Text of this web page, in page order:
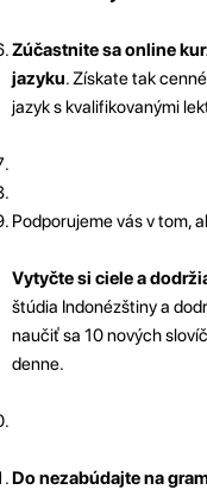
Zúčastnite sa online
jazyku. Získate tak
jazyk s kvalifikovanými
Podporujeme vás v tom,
Vytyčte si ciele a
štúdia Indonézštiny a
naučiť sa 10 nových
denne.
Do nezabúdajte na